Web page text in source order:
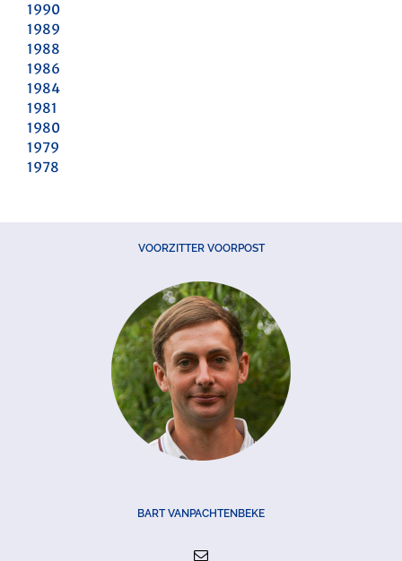
1990
1989
1988
1986
1984
1981
1980
1979
1978
VOORZITTER VOORPOST
BART VANPACHTENBEKE